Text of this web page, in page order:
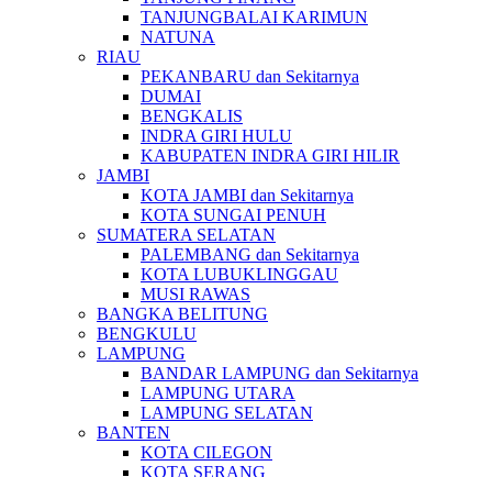
TANJUNGBALAI KARIMUN
NATUNA
RIAU
PEKANBARU dan Sekitarnya
DUMAI
BENGKALIS
INDRA GIRI HULU
KABUPATEN INDRA GIRI HILIR
JAMBI
KOTA JAMBI dan Sekitarnya
KOTA SUNGAI PENUH
SUMATERA SELATAN
PALEMBANG dan Sekitarnya
KOTA LUBUKLINGGAU
MUSI RAWAS
BANGKA BELITUNG
BENGKULU
LAMPUNG
BANDAR LAMPUNG dan Sekitarnya
LAMPUNG UTARA
LAMPUNG SELATAN
BANTEN
KOTA CILEGON
KOTA SERANG